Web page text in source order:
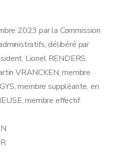
2023 par la Commission
délibéré par
Lionel RENDERS,
VRANCKEN, membre
membre suppléante, en
membre effectif.